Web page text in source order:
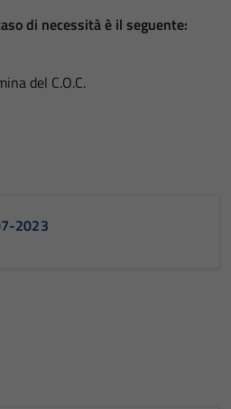
di necessità è il seguente:
del C.O.C.
2023